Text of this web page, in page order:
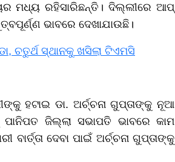
ମଧ୍ୟ ରହିସାରିଛନ୍ତି। ଦିଲ୍ଲୀରେ ଆପ୍
ଭାବରେ ଦେଖାଯାଉଛି।
ଚତୁର୍ଥ ସ୍ଥାନକୁ ଖସିଲା ଟିଏମସି​​​​​​​
ହଟାଇ ଡା. ଅର୍ଚ୍ଚନା ଗୁପ୍ତାଙ୍କୁ ନୂଆ
ଜିଲ୍ଲା ସଭାପତି ଭାବରେ କାମ
ଦେବା ପାଇଁ ଅର୍ଚ୍ଚନା ଗୁପ୍ତାଙ୍କୁ